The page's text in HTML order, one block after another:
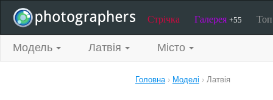
Стрічка Галерея +55 Топ
Модель Латвія Місто
Головна› Моделі › Латвія